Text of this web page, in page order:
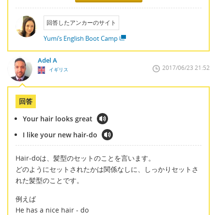
回答したアンカーのサイト
Yumi’s English Boot Camp
Adel A
イギリス 2017/06/23 21:52
回答
Your hair looks great
I like your new hair-do
Hair-doは、髪型のセットのことを言います。
どのようにセットされたかは関係なしに、しっかりセットさ
れた髪型のことです。
例えば
He has a nice hair - do